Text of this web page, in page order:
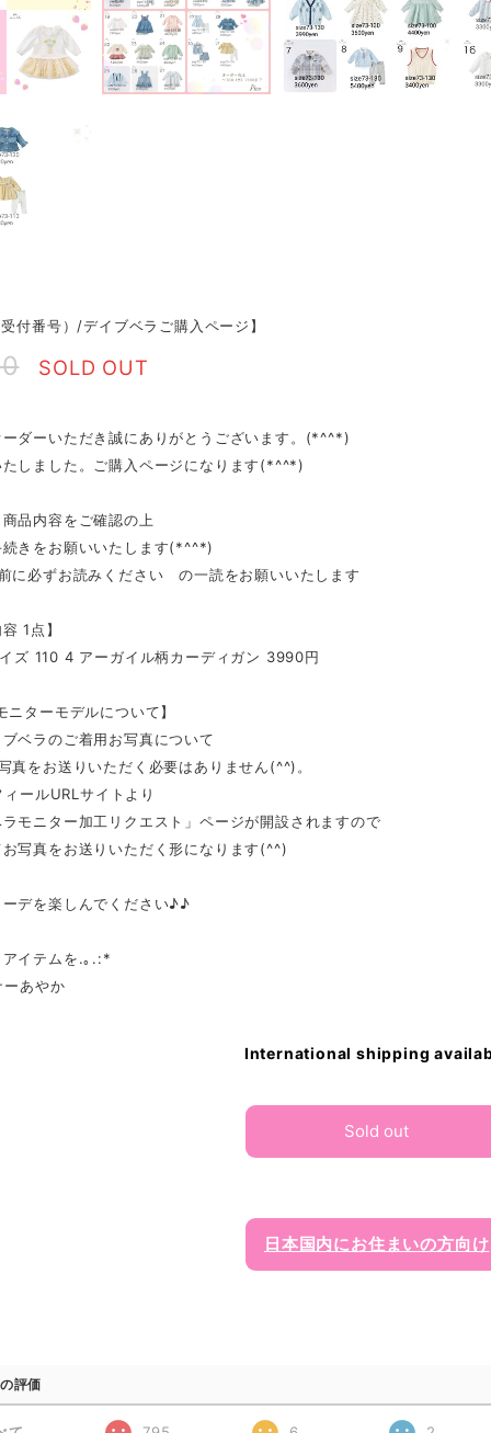
付番号）/デイブベラご購入ページ】
SOLD OUT
ダーいただき誠にありがとうございます。(*^^*)
しました。ご購入ページになります(*^^*)
品内容をご確認の上
続きをお願いいたします(*^^*)
に必ずお読みください の一読をお願いいたします
1点】
ズ 110 4 アーガイル柄カーディガン 3990円
ニターモデルについて】
ベラのご着用お写真について
真をお送りいただく必要はありません(^^)。
ールURLサイトより
モニター加工リクエスト」ページが開設されますので
写真をお送りいただく形になります(^^)
デを楽しんでください♪♪
アイテムを.｡.:*
あやか
International shipping
Sold out
日本国内にお住まいの方向け
評価